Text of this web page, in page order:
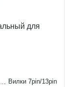
для
Вилки 7pin/13pin